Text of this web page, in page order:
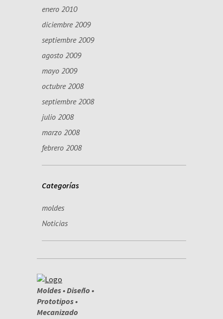
enero 2010
diciembre 2009
septiembre 2009
agosto 2009
mayo 2009
octubre 2008
septiembre 2008
julio 2008
marzo 2008
febrero 2008
Categorías
moldes
Noticias
Moldes • Diseño •
Prototipos •
Mecanizado